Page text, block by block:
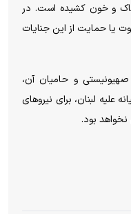
خاک و خون کشیده است. در
یا حمایت از این جنایات
و حامیان آن،
علیه لبنان، برای نیرو‌های
بود.